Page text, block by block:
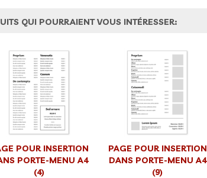
QUI POURRAIENT VOUS INTÉRESSER:
POUR INSERTION
PORTE-MENU A4
(4)
PAGE POUR INSERTION
DANS PORTE-MENU A4
(9)